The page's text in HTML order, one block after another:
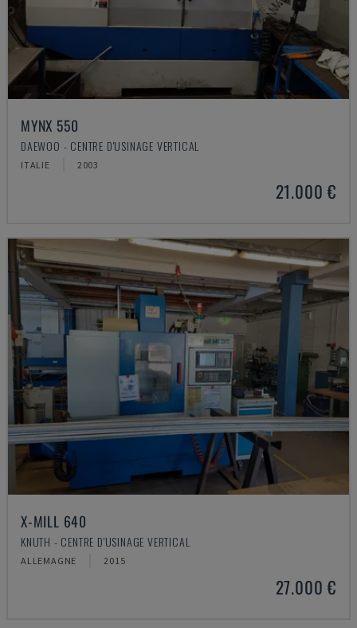
MYNX 550
DAEWOO - CENTRE D'USINAGE VERTICAL
ITALIE 2003
21.000 €
X-MILL 640
KNUTH - CENTRE D'USINAGE VERTICAL
ALLEMAGNE 2015
27.000 €